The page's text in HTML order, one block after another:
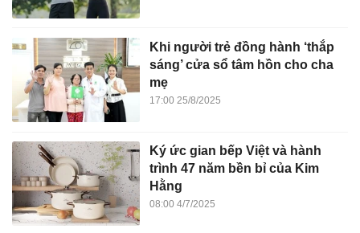
Khi người trẻ đồng hành ‘thắp
sáng’ cửa sổ tâm hồn cho cha
mẹ
17:00 25/8/2025
Ký ức gian bếp Việt và hành
trình 47 năm bền bỉ của Kim
Hằng
08:00 4/7/2025